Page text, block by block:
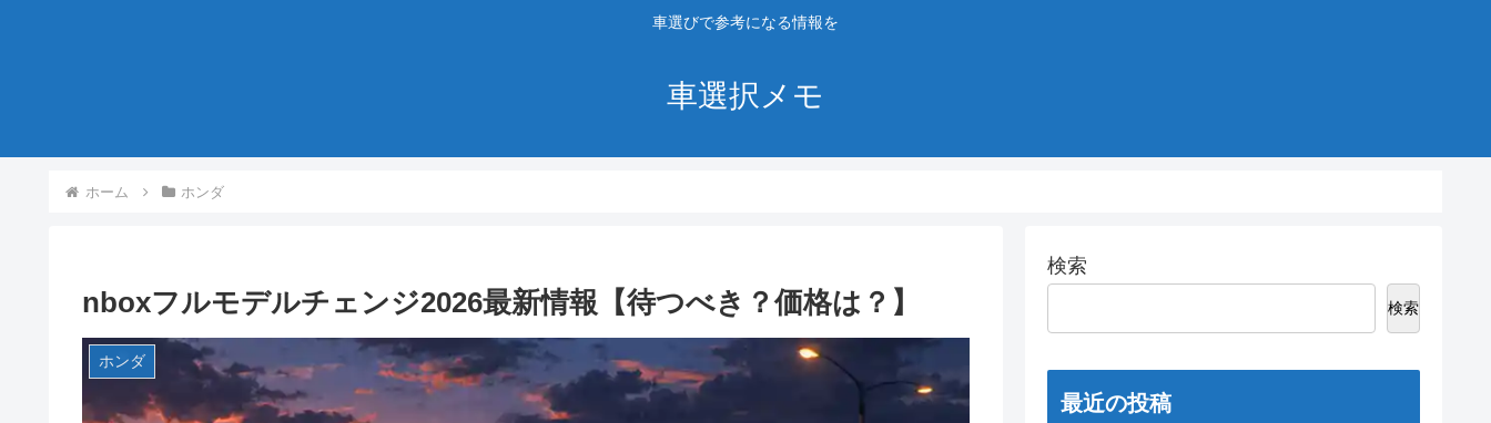
車選びで参考になる情報を
車選択メモ
ホーム ホンダ
nboxフルモデルチェンジ2026最新情報【待つべき？価格は？】
ホンダ
検索
検索
最近の投稿